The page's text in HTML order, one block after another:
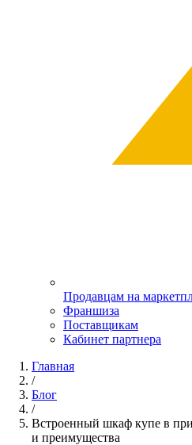
Продавцам на
Франшиза
Поставщикам
Кабинет партнера
Главная
/
Блог
/
Встроенный шкаф купе в
и преимущества